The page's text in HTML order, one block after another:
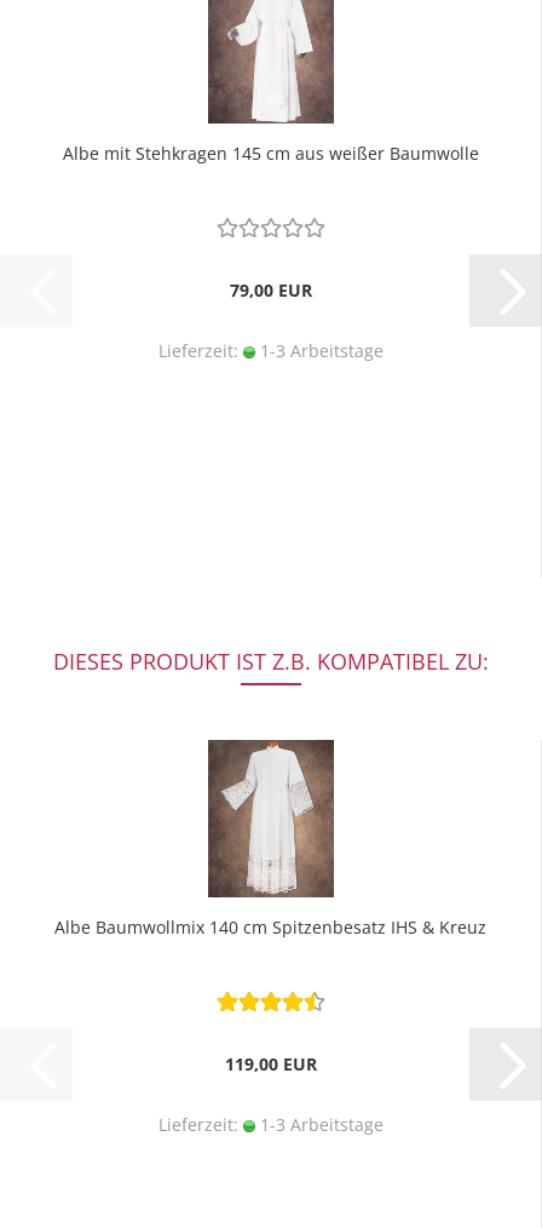
Albe mit Stehkragen 145 cm aus weißer Baumwolle
79,00 EUR
Lieferzeit: 1-3 Arbeitstage
DIESES PRODUKT IST Z.B. KOMPATIBEL ZU:
Albe Baumwollmix 140 cm Spitzenbesatz IHS & Kreuz
119,00 EUR
Lieferzeit: 1-3 Arbeitstage